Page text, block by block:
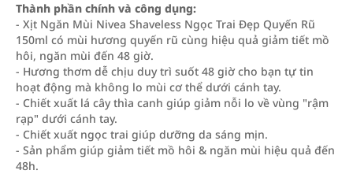
Thành phần chính và công dụng:
- Xịt Ngăn Mùi Nivea Shaveless Ngọc Trai Đẹp Quyến Rũ
150ml có mùi hương quyến rũ cùng hiệu quả giảm tiết mồ
hôi, ngăn mùi đến 48 giờ.
- Hương thơm dễ chịu duy trì suốt 48 giờ cho bạn tự tin
hoạt động mà không lo mùi cơ thể dưới cánh tay.
- Chiết xuất lá cây thìa canh giúp giảm nỗi lo về vùng "rậm
rạp" dưới cánh tay.
- Chiết xuất ngọc trai giúp dưỡng da sáng mịn.
- Sản phẩm giúp giảm tiết mồ hôi & ngăn mùi hiệu quả đến
48h.